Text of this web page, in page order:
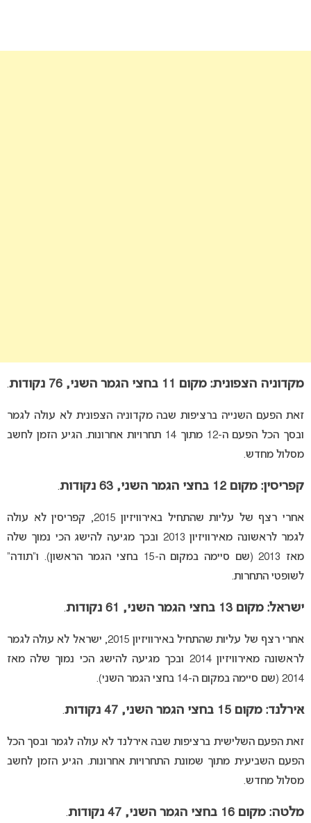
מקדוניה הצפונית: מקום 11 בחצי הגמר השני, 76 נקודות .
זאת הפעם השנייה ברציפות שבה מקדוניה הצפונית לא עולה לגמר
ובסך הכל הפעם ה-12 מתוך 14 תחרויות אחרונות. הגיע הזמן לחשב
מסלול מחדש.
קפריסין: מקום 12 בחצי הגמר השני, 63 נקודות .
אחרי רצף של עליות שהתחיל באירוויזיון 2015, קפריסין לא עולה
לגמר לראשונה מאירוויזיון 2013 ובכך מגיעה להישג הכי נמוך שלה
מאז 2013 (שם סיימה במקום ה-15 בחצי הגמר הראשון). ו”תודה”
לשופטי התחרות.
ישראל: מקום 13 בחצי הגמר השני, 61 נקודות .
אחרי רצף של עליות שהתחיל באירוויזיון 2015, ישראל לא עולה לגמר
לראשונה מאירוויזיון 2014 ובכך מגיעה להישג הכי נמוך שלה מאז
2014 (שם סיימה במקום ה-14 בחצי הגמר השני).
אירלנד: מקום 15 בחצי הגמר השני, 47 נקודות .
זאת הפעם השלישית ברציפות שבה אירלנד לא עולה לגמר ובסך הכל
הפעם השביעית מתוך שמונת התחרויות אחרונות. הגיע הזמן לחשב
מסלול מחדש.
מלטה: מקום 16 בחצי הגמר השני, 47 נקודות .